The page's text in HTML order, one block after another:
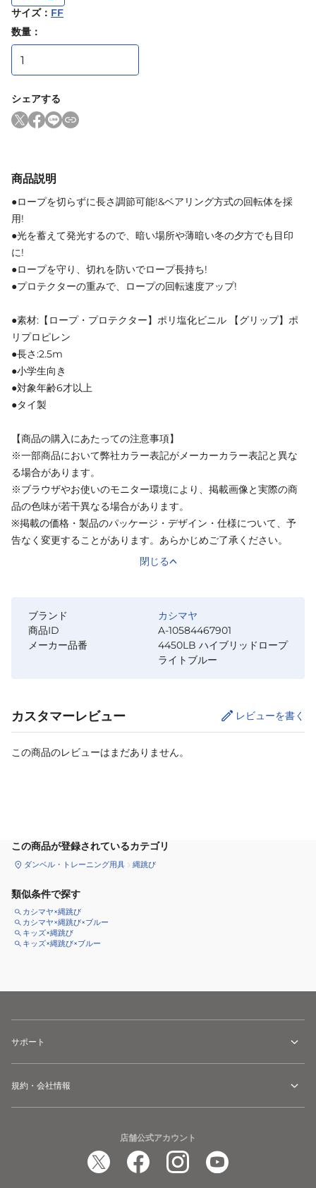
サイズ： FF
数量：
シェアする
商品説明
●ロープを切らずに長さ調節可能!&ベアリング方式の回転体を採
用!
●光を蓄えて発光するので、暗い場所や薄暗い冬の夕方でも目印
に!
●ロープを守り、切れを防いでロープ長持ち!
●プロテクターの重みで、ロープの回転速度アップ!
●素材:【ロープ・プロテクター】ポリ塩化ビニル 【グリップ】ポ
リプロピレン
●長さ:2.5m
●小学生向き
●対象年齢6才以上
●タイ製
【商品の購入にあたっての注意事項】
※一部商品において弊社カラー表記がメーカーカラー表記と異な
る場合があります。
※ブラウザやお使いのモニター環境により、掲載画像と実際の商
品の色味が若干異なる場合があります。
※掲載の価格・製品のパッケージ・デザイン・仕様について、予
告なく変更することがあります。あらかじめご了承ください。
閉じる
ブランド
カシマヤ
商品ID
A-10584467901
メーカー品番
4450LB ハイブリッドロープ
ライトブルー
カスタマーレビュー レビューを書く
この商品のレビューはまだありません。
この商品が登録されているカテゴリ
ダンベル・トレーニング用具 縄跳び
類似条件で探す
カシマヤ×縄跳び
カシマヤ×縄跳び×ブルー
キッズ×縄跳び
キッズ×縄跳び×ブルー
サポート
規約・会社情報
店舗公式アカウント